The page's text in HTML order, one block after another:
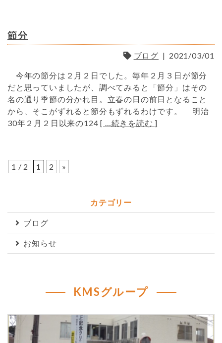
節分
ブログ | 2021/03/01
今年の節分は２月２日でした。毎年２月３日が節分
だと思っていましたが、調べてみると「節分」はその
名の通り季節の分かれ目。立春の日の前日となること
から、そこがずれると節分もずれるわけです。 明治
30年２月２日以来の124[ …続きを読む ]
1 / 2 1 2 »
カテゴリー
ブログ
お知らせ
KMSグループ